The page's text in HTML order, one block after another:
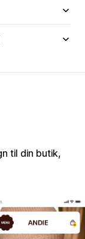
til din butik,